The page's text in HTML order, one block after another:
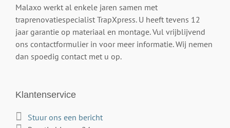
Malaxo werkt al enkele jaren samen met
traprenovatiespecialist TrapXpress. U heeft tevens 12
jaar garantie op materiaal en montage. Vul vrijblijvend
ons contactformulier in voor meer informatie. Wij nemen
dan spoedig contact met u op.
Klantenservice
Stuur ons een bericht